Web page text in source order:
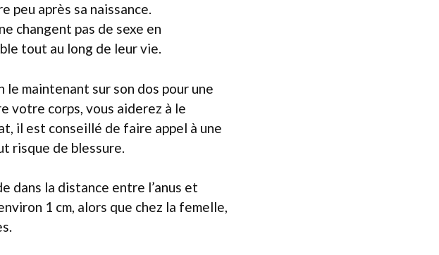
peu après sa naissance.
changent pas de sexe en
tout au long de leur vie.
le maintenant sur son dos pour une
votre corps, vous aiderez à le
il est conseillé de faire appel à une
risque de blessure.
dans la distance entre l’anus et
1 cm, alors que chez la femelle,